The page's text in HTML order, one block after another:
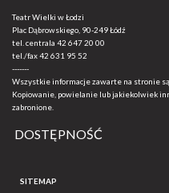
Teatr Wielki w Łodzi
Plac Dąbrowskiego, 90-249 Łódź
tel. centrala 42 647 20 00
tel./fax42 631 95 52
-------
Wszystkie informacje zawarte na stronie są
Kopiowanie, powielanie lub jakiekolwiek
zabronione.
DOSTĘPNOŚĆ
SITEMAP